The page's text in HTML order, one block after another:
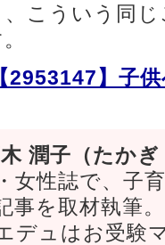
こういう同
2953147】子
潤子（たか
女性誌で、子
事を取材執筆
デュはお受験